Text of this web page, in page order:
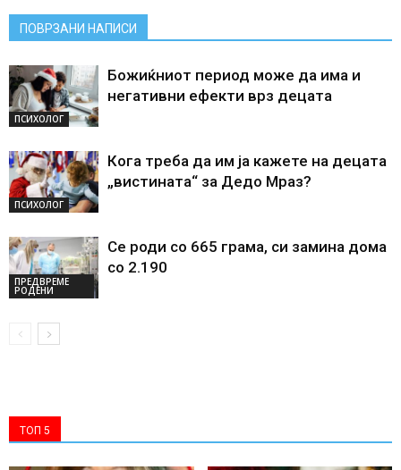
ПОВРЗАНИ НАПИСИ
ПСИХОЛОГ
Божиќниот период може да има и
негативни ефекти врз децата
ПСИХОЛОГ
Кога треба да им ја кажете на децата
„вистината“ за Дедо Мраз?
ПРЕДВРЕМЕ
РОДЕНИ
Се роди со 665 грама, си замина дома
со 2.190
ТОП 5